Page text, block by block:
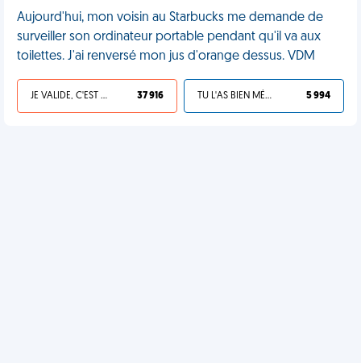
Aujourd'hui, mon voisin au Starbucks me demande de
surveiller son ordinateur portable pendant qu'il va aux
toilettes. J'ai renversé mon jus d'orange dessus. VDM
JE VALIDE, C'EST UNE VDM 37 916 TU L'AS BIEN MÉRITÉ 5 994